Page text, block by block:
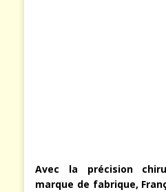
Avec la précision
marque de fabrique,